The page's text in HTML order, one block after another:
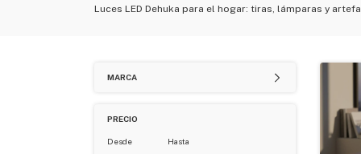
Luces LED Dehuka para el hogar: tiras, lámparas y
MARCA
PRECIO
Desde Hasta